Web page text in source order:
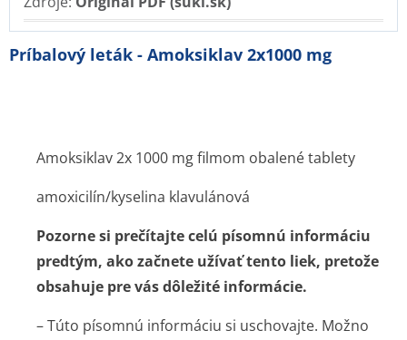
Príbalový leták - Amoksiklav 2x1000 mg
Amoksiklav 2x 1000 mg filmom obalené tablety
amoxicilín/kyselina klavulánová
Pozorne si prečítajte celú písomnú informáciu
predtým, ako začnete užívať tento liek, pretože
obsahuje pre vás dôležité informácie.
– Túto písomnú informáciu si uschovajte. Možno